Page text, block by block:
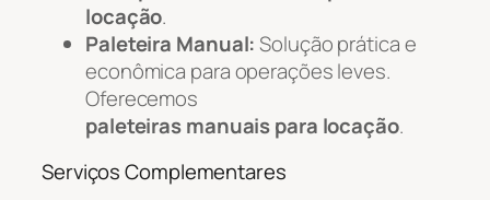
locação.
Paleteira Manual:Solução prática e
econômica para operações leves.
Oferecemos
paleteiras manuais para locação.
Serviços Complementares